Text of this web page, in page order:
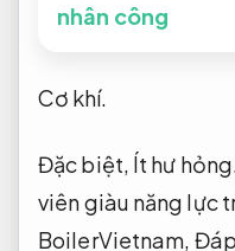
nhân công
Cơ khí.
Đặc biệt, Ít hư hỏng.
viên giàu năng lực
BoilerVietnam,